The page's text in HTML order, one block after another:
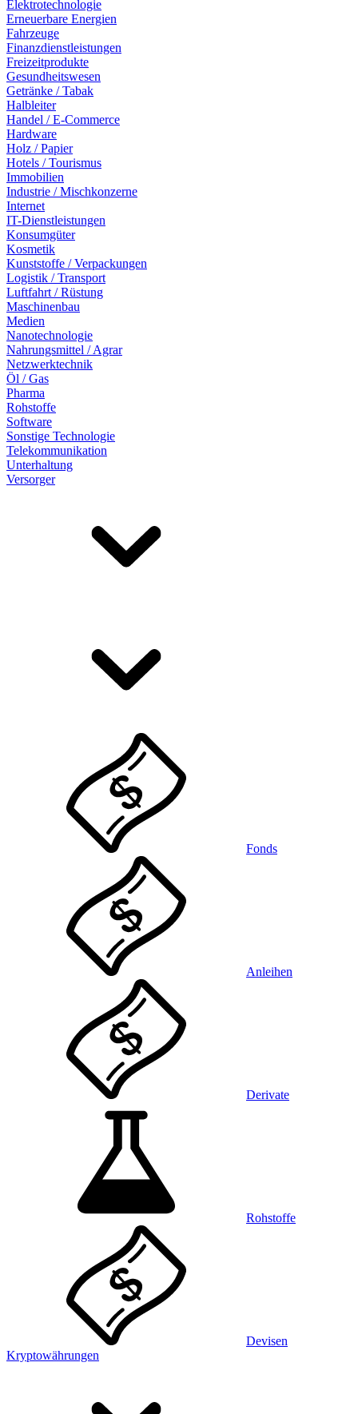
Elektrotechnologie
Erneuerbare Energien
Fahrzeuge
Finanzdienstleistungen
Freizeitprodukte
Gesundheitswesen
Getränke / Tabak
Halbleiter
Handel / E-Commerce
Hardware
Holz / Papier
Hotels / Tourismus
Immobilien
Industrie / Mischkonzerne
Internet
IT-Dienstleistungen
Konsumgüter
Kosmetik
Kunststoffe / Verpackungen
Logistik / Transport
Luftfahrt / Rüstung
Maschinenbau
Medien
Nanotechnologie
Nahrungsmittel / Agrar
Netzwerktechnik
Öl / Gas
Pharma
Rohstoffe
Software
Sonstige Technologie
Telekommunikation
Unterhaltung
Versorger
Fonds
Anleihen
Derivate
Rohstoffe
Devisen
Kryptowährungen